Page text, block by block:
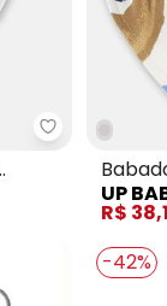
Up Baby -
UP
R$
-42%